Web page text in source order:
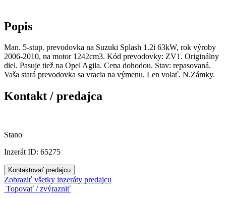
Popis
Man. 5-stup. prevodovka na Suzuki Splash 1.2i 63kW, rok výroby
2006-2010, na motor 1242cm3. Kód prevodovky: ZV1. Originálny
diel. Pasuje tiež na Opel Agila. Cena dohodou. Stav: repasovaná.
Vaša stará prevodovka sa vracia na výmenu. Len volať. N.Zámky.
Kontakt / predajca
Stano
Inzerát ID: 65275
Kontaktovať predajcu
Zobraziť všetky inzeráty predajcu
Topovať / zvýrazniť